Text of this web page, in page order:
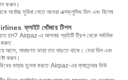
করুন।
সর্বোচ্চ সুবিধা পেতে আমরা এক্সক্লুসিভ ডিল এবং বিশেষ
ফ্লাইট খোঁজার টিপস
চান? Airpaz-এ আপনার প্রতিটি ট্রিপ থেকে সর্বাধিক
করুন:
আসে, সাধারণত ভাড়া তত বাড়তে থাকে। সেরা ডিল এবং
করুন।
ভাড়ার তুলনা করতে Airpaz-এর ক্যালেন্ডার ভিউ